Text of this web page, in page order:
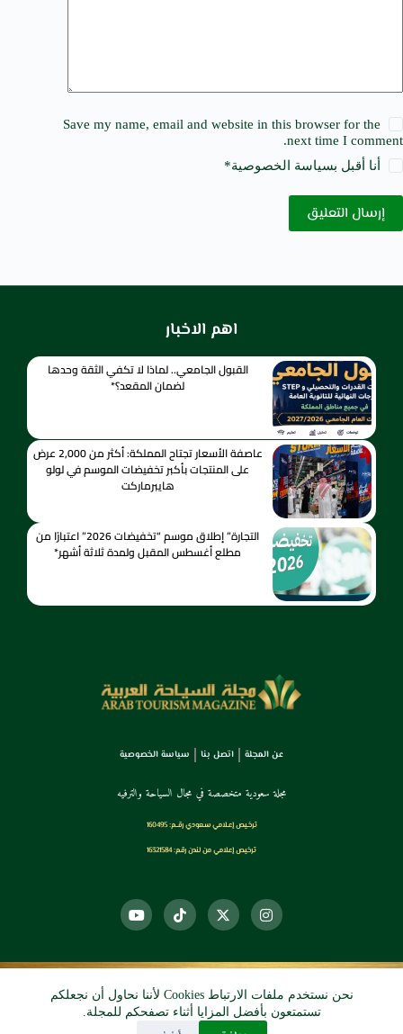
نحن نستخدم ملفات الارتباط Cookies لأننا نحاول أن نجعلكم
تستمتعون بأفضل المزايا أثناء تصفحكم للمجلة.
Save my name, email and website in this browser for the
next time I comment.
أنا أقبل بسياسة الخصوصية*
إرسال التعليق
اهم الاخبار
القبول الجامعي.. لماذا لا تكفي الثقة وحدها
لضمان المقعد؟*
عاصفة الأسعار تجتاح المملكة: أكثر من 2,000 عرض
على المنتجات بأكبر تخفيضات الموسم في لولو
هايبرماركت
التجارة” إطلاق موسم “تخفيضات 2026” اعتبارًا من
مطلع أغسطس المقبل ولمدة ثلاثة أشهر*
عن المجلة اتصل بنا سياسة الخصوصية
مجلة سعودية متخصصة في مجال السياحة والترفيه
ترخـيص إعـلامي سـعودي رقــم: 160495
ترخيص إعلامي من لندن رقم: 16321584
© 2026 دي آرو الرقمي